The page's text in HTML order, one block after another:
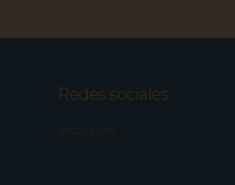
Redes sociales
Instagram